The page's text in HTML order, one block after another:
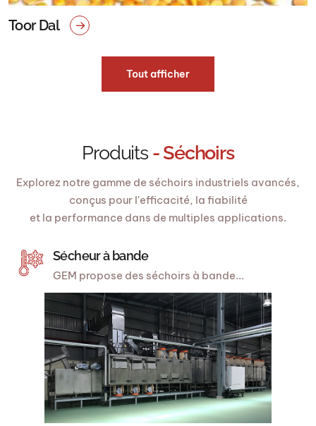
Toor Dal
Tout afficher
Produits - Séchoirs
Explorez notre gamme de séchoirs industriels avancés,
conçus pour l'efficacité, la fiabilité
et la performance dans de multiples applications.
Sécheur à bande
GEM propose des séchoirs à bande...